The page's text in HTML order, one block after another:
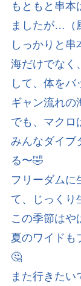
もともと串本
ましたが…（
しっかりと串
海だけでなく
して、体をバ
ギャン流れの
でも、マク
みんなダイブ
る〜🤣
フリーダムに
て、じっく
この季節はや
夏のワイドも
🤔
また行きたい